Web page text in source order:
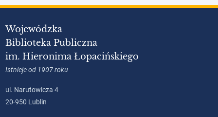
Wojewódzka
Biblioteka Publiczna
im. Hieronima Łopacińskiego
Istnieje od 1907 roku
ul. Narutowicza 4
20-950 Lublin